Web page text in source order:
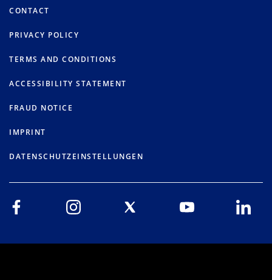
CONTACT
PRIVACY POLICY
TERMS AND CONDITIONS
ACCESSIBILITY STATEMENT
FRAUD NOTICE
IMPRINT
DATENSCHUTZEINSTELLUNGEN